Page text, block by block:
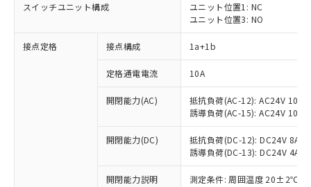
スイッチユニット構成
ユニット位置1: NC
ユニット位置3: NO
接点定格 接点構成 1a+1b
定格通電電流 10A
開閉能力(AC)
抵抗負荷(AC-12): AC24V 10A/
誘導負荷(AC-15): AC24V
開閉能力(DC)
抵抗負荷(DC-12): DC24V 8A/
誘導負荷(DC-13): DC24V 4A/
開閉能力説明 測定条件: 周囲温度 20±2℃、
※1 対応状況
対応済み：EU RoHS指令（10物質）の
非含有に対応した製品が提供可能な商品で